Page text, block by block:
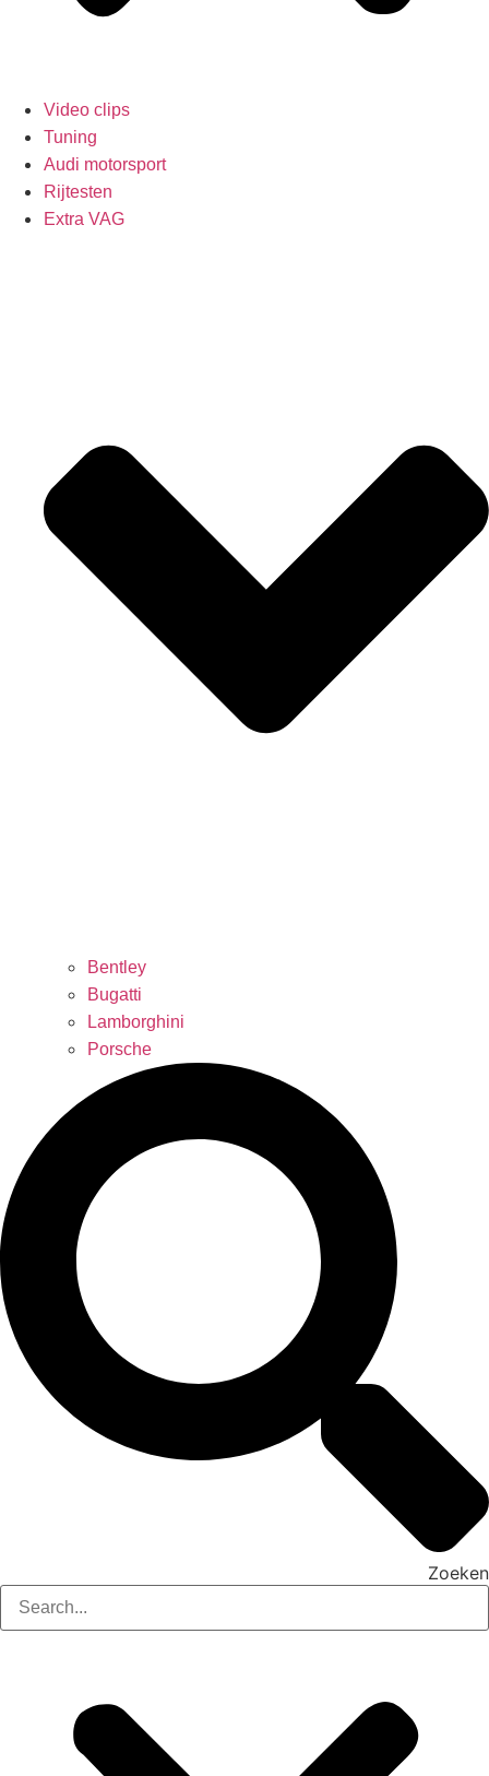
Video clips
Tuning
Audi motorsport
Rijtesten
Extra VAG
Bentley
Bugatti
Lamborghini
Porsche
Zoeken